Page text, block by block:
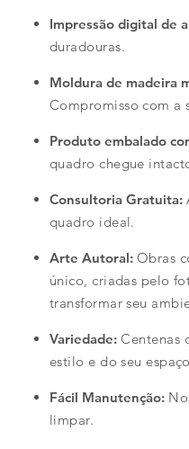
Impressão digital de
duradouras.
Moldura de madeira
Compromisso com a
Produto embalado
quadro chegue
Consultoria Gratuita:
quadro ideal.
Arte Autoral: Obras
único, criadas pelo
transformar seu
Variedade: Centenas
estilo e do seu
Fácil Manutenção:
limpar.